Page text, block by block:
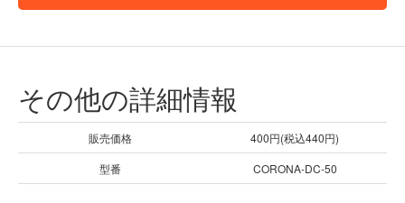
その他の詳細情報
販売価格
400円(税込440円)
型番
CORONA-DC-50